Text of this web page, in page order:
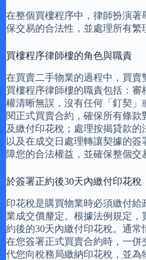
在整個買樓程序中，律師扮演著
保交易的合法性，並處理所有繁
買樓程序律師樓的角色與職責
在買賣二手物業的過程中，買賣
買樓程序律師樓的職責包括：
權清晰無誤，沒有任何「釘契」
閱正式買賣合約，確保所有條
及繳付印花稅；處理按揭貸款的
以及在成交日處理轉讓契據的
障您的合法權益，並確保整個交
於簽署正約後30天內繳付印花稅
印花稅是購買物業時必須繳付
業成交價釐定。根據法例規定，
約後的30天內繳付印花稅。通
在您簽署正式買賣合約時，一併
代您向稅務局繳納印花稅，並為